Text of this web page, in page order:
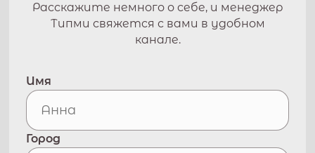
Расскажите немного о себе, и менеджер
Типми свяжется с вами в удобном
канале.
Имя
Город